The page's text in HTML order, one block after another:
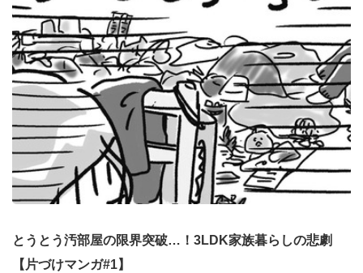
とうとう汚部屋の限界突破…！3LDK家族暮らしの悲劇
【片づけマンガ#1】